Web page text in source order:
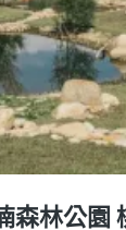
森林公園